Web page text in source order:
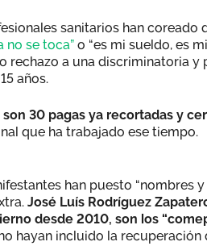
sanitarios han coreado
no se toca” o “es mi sueldo, es
rechazo a una discriminatoria
años.
son 30 pagas ya recortadas y
que ha trabajado ese tiempo.
han puesto “nombres
José Luís Rodríguez
desde 2010, son los
hayan incluido la